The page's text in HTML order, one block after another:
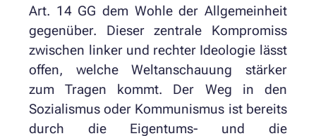
Art. 14 GG dem Wohle der Allgemeinheit
gegenüber. Dieser zentrale Kompromiss
zwischen linker und rechter Ideologie lässt
offen, welche Weltanschauung stärker
zum Tragen kommt. Der Weg in den
Sozialismus oder Kommunismus ist bereits
durch die Eigentums- und die